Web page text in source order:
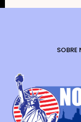
SOBRE